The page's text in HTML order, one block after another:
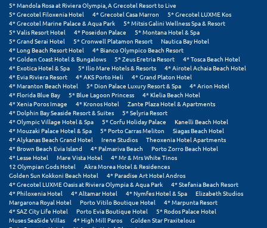
Λουτράκι
Λούτσα
Μ
Μάνη
Μαραθώνας Αττικής
Μαρώνεια
Μεθώνη
Μεσολόγγι
Μεσσηνία
Μετέωρα
5* Mandola Rosa at Riviera Olympia, A Grecotel Resort to Live
5* Grecotel Filoxenia Hotel
4* Grecotel Casa Marron
5* Grecotel LUXME Kos
4* Grecotel Marine Palace & Aqua Park
5* Mitsis Galini Wellness Spa & Resort
5* Valis Resort Hotel
4* Poseidon Palace
5* Montana Hotel & Spa
5* Grand Serai Hotel
5* Cronwell Platamon Resort
Nautica Bay Hotel
4* Long Beach Resort Hotel
4* Bianco Olympico Beach Resort
4* Golden Coast Hotel & Bungalows
5* Zeus Eretria Resort
4* Tosca Beach Hotel
4* Exotica Hotel & Spa
5* Ilio Mare Hotels & Resorts
4* Airotel Achaia Beach Hotel
4* Evia Riviera Resort
4* AKS Porto Heli
4* Grand Platon Hotel
4* Maranton Beach Hotel
5* Dion Palace Luxury Resort & Spa
4* Arion Hotel
4* Florida Blue Bay
5* Blue Lagoon Princess
4* Klelia Beach Hotel
4* Xenia Poros Image
4* Kronos Hotel
Zante Plaza Hotel & Apartments
4* Dolphin Bay Seaside Resort & Suites
5* Selyria Resort
4* Olympic Village Hotel & Spa
5* Corfu Holiday Palace
Kanelli Beach Hotel
4* Mouzaki Palace Hotel & Spa
5* Porto Carras Meliton
Siagas Beach Hotel
4* Alykanas Beach Grand Hotel
Irene Studios
Theoxenia Hotel Apartments
4* Brown Beach Evia Island
4* Palmariva Beach
Porto Zorro Beach Hotel
4* Lesse Hotel
Mare Vista Hotel
4* Mr & Mrs White Tinos
12 Olympian Gods Hotel
Akra Morea Hotel & Residences
Golden Sun Kokkoni Beach Hotel
4* Paradise Art Hotel Andros
4* Grecotel LUXME Oasis at Riviera Olympia & Aqua Park
4* Stefania Beach Resort
4* Philoxenia Hotel
4* Altamar Hotel 4* Nymfes Hotel & Spa
Elizabeth Studios
Margarona Royal Hotel
Porto Vitilo Boutique Hotel
4* Marpunta Resort
4* SAZ City Life Hotel
Porto Evia Boutique Hotel
5* Rodos Palace Hotel
Muses SeaSide Villas
4* High Mill Paros
Golden Star Praxitelous